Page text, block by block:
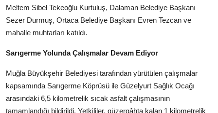
Meltem Sibel Tekeoğlu Kurtuluş, Dalaman Belediye Başkanı
Sezer Durmuş, Ortaca Belediye Başkanı Evren Tezcan ve
mahalle muhtarları katıldı.
Sarıgerme Yolunda Çalışmalar Devam Ediyor
Muğla Büyükşehir Belediyesi tarafından yürütülen çalışmalar
kapsamında Sarıgerme Köprüsü ile Güzelyurt Sağlık Ocağı
arasındaki 6,5 kilometrelik sıcak asfalt çalışmasının
tamamlandığı bildirildi. Yetkililer, güzergâhta kalan 1 kilometrelik